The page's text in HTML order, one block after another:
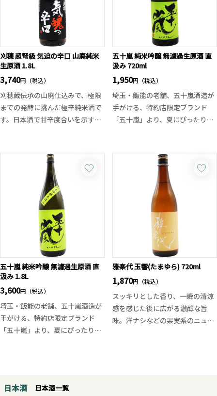
を用い、甘すぎず、キメの細やか
な泡が長く続き溌剌とした味わい
が続きます。また純米大吟醸クラ
スのにごり酒ならではの華やかな
香り、そしてキレの良さがありま
す。
ト、ロック、水割り、湯割りと飲
み方を選ばず、日常の一杯として
も重宝される極上のレギュラー酒
です。
クセのない飲みやすさと、穏やか
な芋の香りを両立させた一本。魔
王にも通じる、白玉醸造の丁寧な
酒づくりの精神を、是非ご堪能く
ださい。
刈穂 超弩級 気迫の辛口 山廃純米
生原酒 1.8L
3,740円（税込）
刈穂蔵伝承の山廃仕込みで、極限
までの発酵に挑んだ極辛純米酒で
す。日本酒で甘辛度合いを示すの
それを圧倒的に上回る＋25。
もちろんただ辛いだけでなく、そ
れに応える重厚な旨味とハードな
キレを持った深みのある辛さが特
長です。日本酒の概念を超越した
季節限定酒の味わいをお試しくだ
五十嵐 純米吟醸 無濾過生原酒 直
汲み 720ml
1,950円（税込）
埼玉・飯能の老舗、五十嵐酒造が
手がける、特約店限定ブランド
「五十嵐」より、夏にぴったりの
発酵タンクから直接瓶詰めす
る“直汲み”製法で仕上げた無濾過
フレッシュで繊細な微発泡のガス
感が口中で踊り、華やかで爽やか
なマスカット系の吟醸香。
軽快なアタックから広がる、ほど
よい甘味と洗練された旨味、キリ
ッと締まる後味が暑い季節に心地
良い一本です。
五十嵐 純米吟醸 無濾過生原酒 直
汲み 1.8L
3,600円（税込）
埼玉・飯能の老舗、五十嵐酒造が
手がける、特約店限定ブランド
「五十嵐」より、夏にぴったりの
生原酒。
雅楽代 玉響(たまゆら) 720ml
1,870円（税込）
スッキリとした香り、一瞬の清涼
感を感じた後に広がる濃醇な旨
味。洋ナシなどの果実系のニュア
日本酒 日本酒一覧